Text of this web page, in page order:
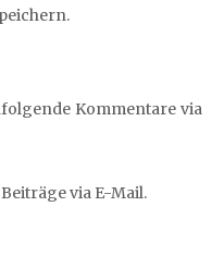
Kommentare via
via E-Mail.